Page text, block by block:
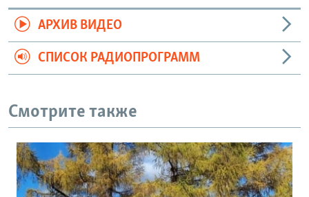
АРХИВ ВИДЕО
СПИСОК РАДИОПРОГРАММ
Смотрите также